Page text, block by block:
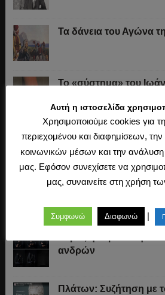
Τα δάνεια του Αγώνα
Το «σύστημα» του
Η άλωση της
Ο Μακιαβέλι, η
ανδρών
Πλάτων: Συζήτηση με
Αυτή η ιστοσελίδα
Χρησιμοποιούμε cookies για
περιεχομένου και διαφημίσεων,
κοινωνικών μέσων και την ανάλυση
μας. Εφόσον συνεχίσετε να
μας, συναινείτε στη χρήση
Συμφωνώ Διαφωνώ |